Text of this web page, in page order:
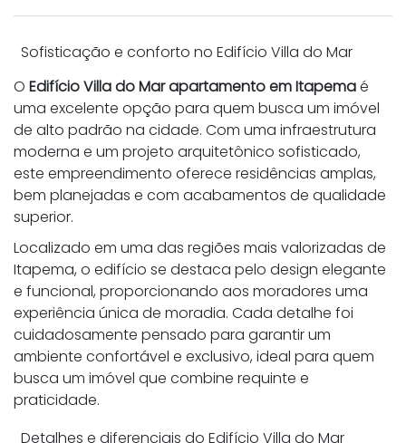
Sofisticação e conforto no Edifício Villa do Mar
O Edifício Villa do Mar apartamento em Itapemaé
uma excelente opção para quem busca um imóvel
de alto padrão na cidade. Com uma infraestrutura
moderna e um projeto arquitetônico sofisticado,
este empreendimento oferece residências amplas,
bem planejadas e com acabamentos de qualidade
superior.
Localizado em uma das regiões mais valorizadas de
Itapema, o edifício se destaca pelo design elegante
e funcional, proporcionando aos moradores uma
experiência única de moradia. Cada detalhe foi
cuidadosamente pensado para garantir um
ambiente confortável e exclusivo, ideal para quem
busca um imóvel que combine requinte e
praticidade.
Detalhes e diferenciais do Edifício Villa do Mar